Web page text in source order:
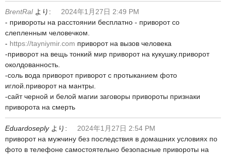
BrentRal より:
2024年1月27日 2:49 PM
- привороты на расстоянии бесплатно - приворот со
слепленным человечком.
- https://tayniymir.com приворот на вызов человека
-приворот на вещь тонкий мир приворот на кукушку.приворот
околдованность.
-соль вода приворот приворот с протыканием фото
иглой.приворот на мантры.
-сайт черной и белой магии заговоры привороты признаки
приворота на смерть
Eduardoseply より:
2024年1月27日 2:54 PM
приворот на мужчину без последствия в домашних условиях по
фото в телефоне самостоятельно безопасные привороты на